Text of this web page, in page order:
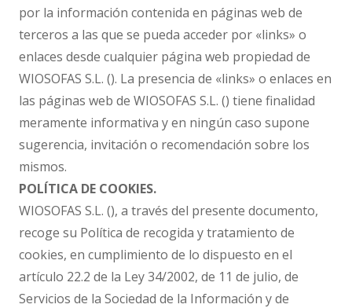
por la información contenida en páginas web de
terceros a las que se pueda acceder por «links» o
enlaces desde cualquier página web propiedad de
WIOSOFAS S.L. (). La presencia de «links» o enlaces en
las páginas web de WIOSOFAS S.L. () tiene finalidad
meramente informativa y en ningún caso supone
sugerencia, invitación o recomendación sobre los
mismos.
POLÍTICA DE COOKIES.
WIOSOFAS S.L. (), a través del presente documento,
recoge su Política de recogida y tratamiento de
cookies, en cumplimiento de lo dispuesto en el
artículo 22.2 de la Ley 34/2002, de 11 de julio, de
Servicios de la Sociedad de la Información y de